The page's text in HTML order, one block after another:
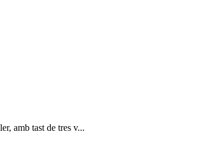
amb tast de tres v...